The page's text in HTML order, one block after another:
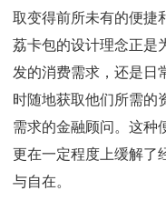
取变得前所未有的便捷
荔卡包的设计理念正是
发的消费需求，还是日
时随地获取他们所需的
需求的金融顾问。这种
更在一定程度上缓解了
与自在。